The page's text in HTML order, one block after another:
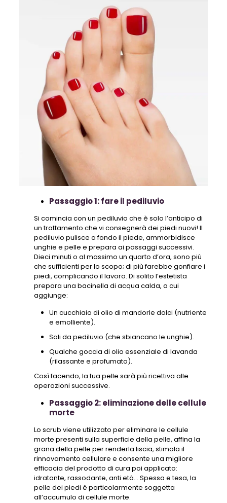
Passaggio 1: fare il pediluvio
Si comincia con un pediluvio che è solo l’anticipo di
un trattamento che vi consegnerà dei piedi nuovi! Il
pediluvio pulisce a fondo il piede, ammorbidisce
unghie e pelle e prepara ai passaggi successivi.
Dieci minuti o al massimo un quarto d’ora, sono più
che sufficienti per lo scopo; di più farebbe gonfiare i
piedi, complicando il lavoro. Di solito l’estetista
prepara una bacinella di acqua calda, a cui
aggiunge:
Un cucchiaio di olio di mandorle dolci (nutriente
e emolliente).
Sali da pediluvio (che sbiancano le unghie).
Qualche goccia di olio essenziale di lavanda
(rilassante e profumato).
Così facendo, la tua pelle sarà più ricettiva alle
operazioni successive.
Passaggio 2: eliminazione delle cellule
morte
Lo scrub viene utilizzato per eliminare le cellule
morte presenti sulla superficie della pelle, affina la
grana della pelle per renderla liscia, stimola il
rinnovamento cellulare e consente una migliore
efficacia del prodotto di cura poi applicato:
idratante, rassodante, anti età… Spessa e tesa, la
pelle dei piedi è particolarmente soggetta
all’accumulo di cellule morte.